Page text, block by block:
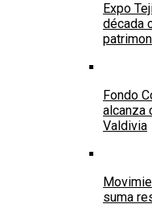
Expo
década
Fondo
alcanza
Valdivia
suma